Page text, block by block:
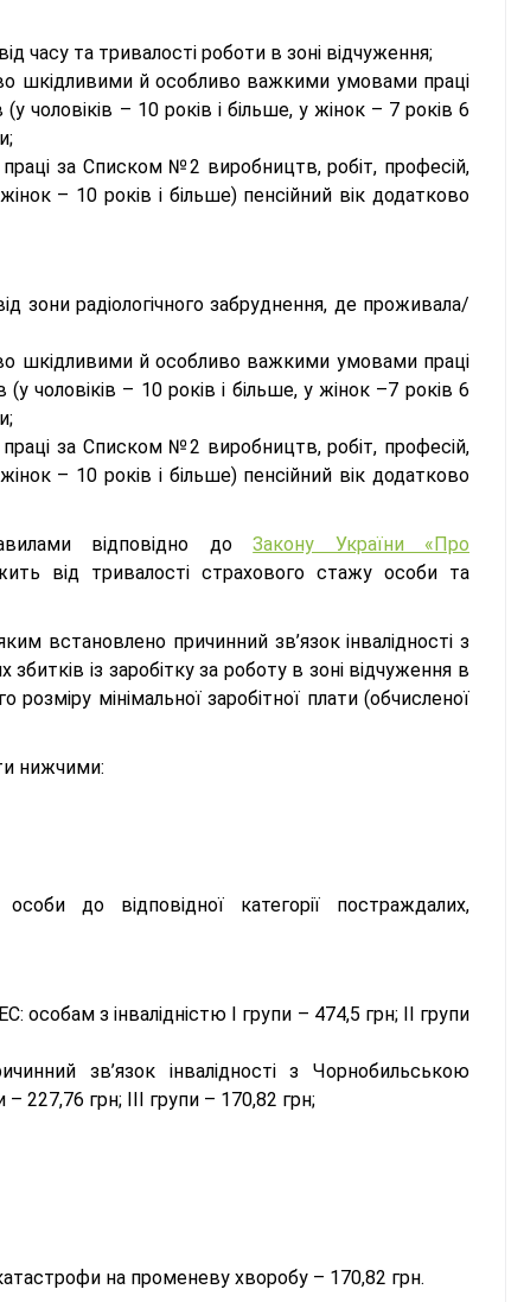
часу та тривалості роботи в зоні відчуження;
шкідливими й особливо важкими умовами праці
чоловіків – 10 років і більше, у жінок – 7 років 6
за Списком №2 виробництв, робіт, професій,
– 10 років і більше) пенсійний вік додатково
зони радіологічного забруднення, де проживала/
шкідливими й особливо важкими умовами праці
чоловіків – 10 років і більше, у жінок –7 років 6
за Списком №2 виробництв, робіт, професій,
– 10 років і більше) пенсійний вік додатково
відповідно доЗакону України «Про
від тривалості страхового стажу особи та
встановлено причинний зв’язок інвалідності з
із заробітку за роботу в зоні відчуження в
розміру мінімальної заробітної плати (обчисленої
нижчими:
до відповідної категорії постраждалих,
особам з інвалідністю I групи – 474,5 грн; II групи
зв’язок інвалідності з Чорнобильською
227,76 грн; III групи – 170,82 грн;
на променеву хворобу – 170,82 грн.